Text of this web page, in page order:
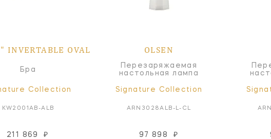
INVERTABLE OVAL
Бра
Collection
KW2001AB-ALB
211 869 ₽
OLSEN
Перезаряжаемая
настольная лампа
Signature Collection
ARN3028ALB-L-CL
97 898 ₽